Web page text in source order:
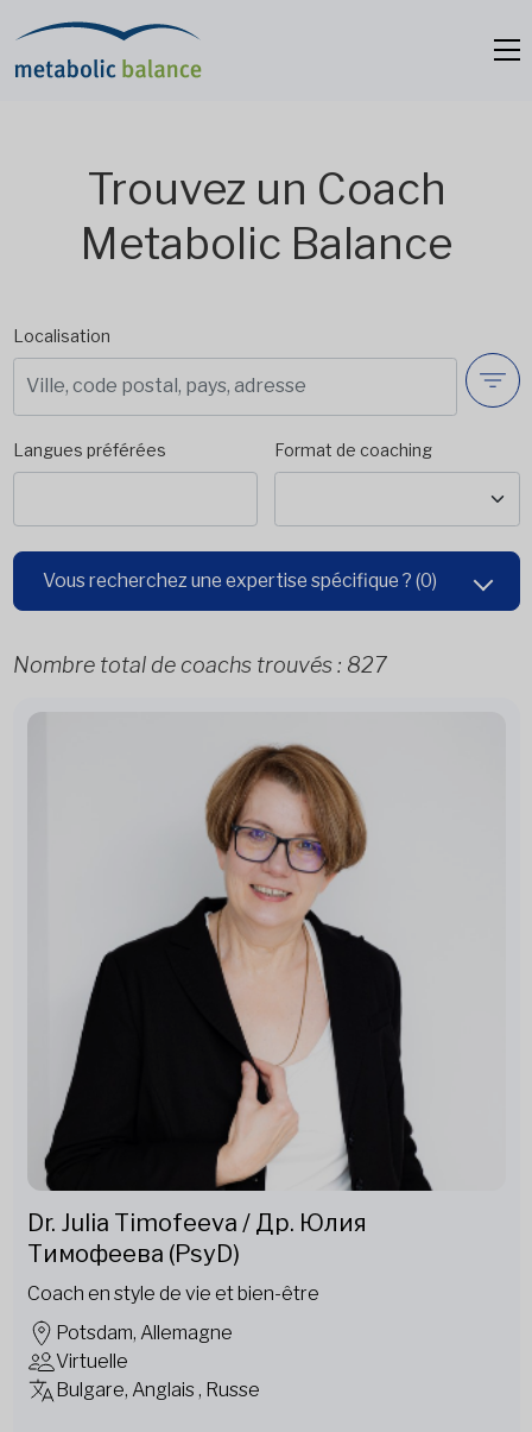
Trouvez un Coach
Metabolic Balance
Localisation
Langues préférées Format de coaching
Vous recherchez une expertise spécifique ? (0)
Nombre total de coachs trouvés : 827
Dr. Julia Timofeeva / Др. Юлия
Тимофеева (PsyD)
Coach en style de vie et bien-être
Potsdam, Allemagne
Virtuelle
Bulgare, Anglais , Russe